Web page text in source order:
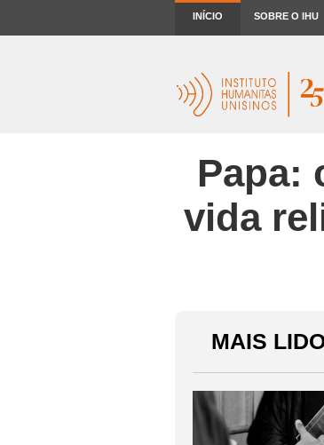
INÍCIO SOBRE O IHU
Papa:
vida
MAIS